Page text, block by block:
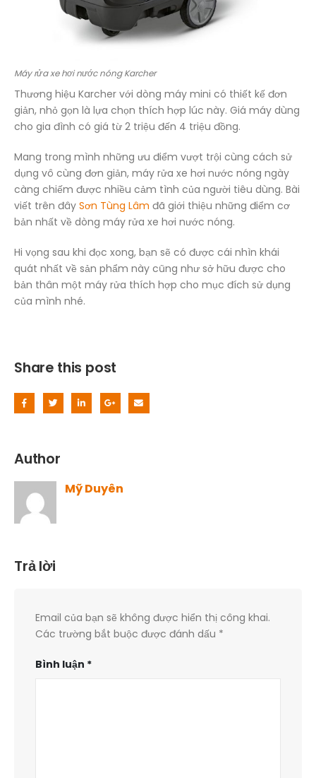
Máy rửa xe hơi nước nóng Karcher
Thương hiệu Karcher với dòng máy mini có thiết kế đơn
giản, nhỏ gọn là lựa chọn thích hợp lúc này. Giá máy dùng
cho gia đình có giá từ 2 triệu đến 4 triệu đồng.
Mang trong mình những ưu điểm vượt trội cùng cách sử
dụng vô cùng đơn giản, máy rửa xe hơi nước nóng ngày
càng chiếm được nhiều cảm tình của người tiêu dùng. Bài
viết trên đây Sơn Tùng Lâm đã giới thiệu những điểm cơ
bản nhất về dòng máy rửa xe hơi nước nóng.
Hi vọng sau khi đọc xong, bạn sẽ có được cái nhìn khái
quát nhất về sản phẩm này cũng như sở hữu được cho
bản thân một máy rửa thích hợp cho mục đích sử dụng
của mình nhé.
Share this post
Author
Mỹ Duyên
Trả lời
Email của bạn sẽ không được hiển thị công khai.
Các trường bắt buộc được đánh dấu *
Bình luận *